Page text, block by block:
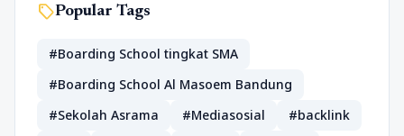
sellPopular Tags
#Boarding School tingkat SMA
#Boarding School Al Masoem Bandung
#Sekolah Asrama
#Mediasosial
#backlink